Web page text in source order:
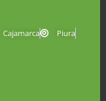
Cajamarca
Piura